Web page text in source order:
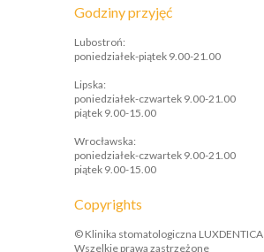
Godziny przyjęć
Lubostroń:
poniedziałek-piątek 9.00-21.00
Lipska:
poniedziałek-czwartek 9.00-21.00
piątek 9.00-15.00
Wrocławska:
poniedziałek-czwartek 9.00-21.00
piątek 9.00-15.00
Copyrights
© Klinika stomatologiczna LUXDENTICA
Wszelkie prawa zastrzeżone